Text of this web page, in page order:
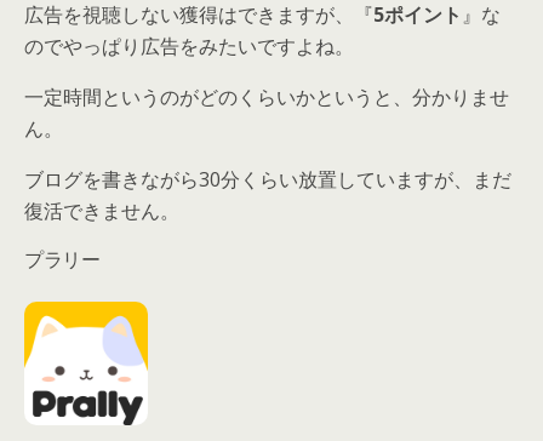
広告を視聴しない獲得はできますが、『5ポイント 』な
のでやっぱり広告をみたいですよね。
一定時間というのがどのくらいかというと、分かりませ
ん。
ブログを書きながら30分くらい放置していますが、まだ
復活できません。
プラリー